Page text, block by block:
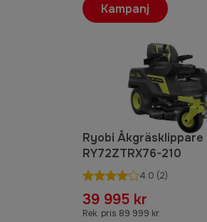
Ryobi Åkgräsklippare
RY72ZTRX76-210
4.0 (2)
39 995 kr
Rek. pris 89 999 kr
Kampanj